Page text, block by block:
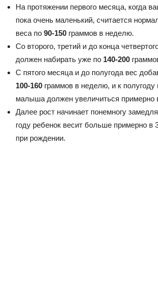
На протяжении первого месяца, когда
пока очень маленький, считается
веса по 90-150 граммов в неделю.
Со второго, третий и до конца
должен набирать уже по 140-200
С пятого месяца и до полугода вес
100-160 граммов в неделю, и к полугоду
малыша должен увеличиться примерно
Далее рост начинает понемногу
году ребенок весит больше примерно в
при рождении.